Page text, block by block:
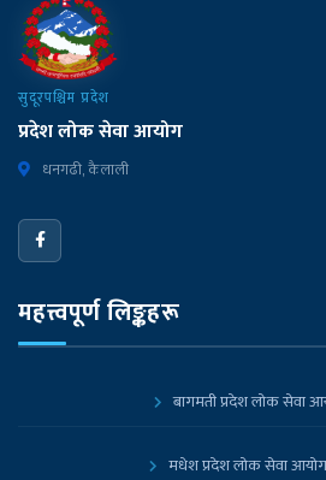
सुदूरपश्चिम प्रदेश
प्रदेश लोक सेवा आयोग
धनगढी, कैलाली
महत्त्वपूर्ण लिङ्कहरू
बागमती प्रदेश लोक सेवा
मधेश प्रदेश लोक सेवा